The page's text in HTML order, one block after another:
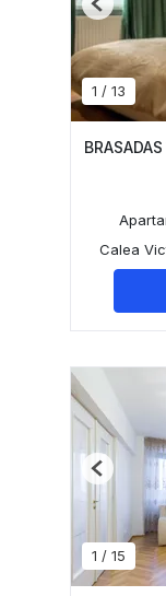
1 / 13
Previous
Calea
1 / 15
Previous